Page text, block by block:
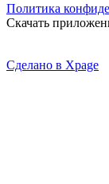
Политика
Скачать
Сделано в Xpage